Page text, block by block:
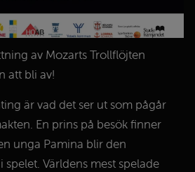
av Mozarts Trollflöjten
att bli av!
är vad det ser ut som pågår
En prins på besök finner
unga Pamina blir den
Världens mest spelade